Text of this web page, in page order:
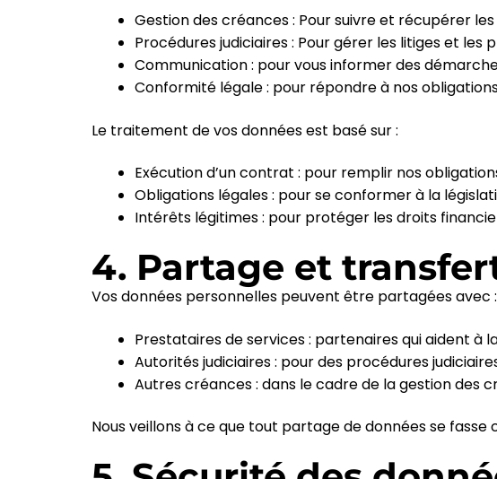
Gestion des créances : Pour suivre et récupérer
Procédures judiciaires : Pour gérer les litiges et les
Communication : pour vous informer des
Conformité légale : pour répondre à nos
Le traitement de vos données est basé sur :
Exécution d’un contrat : pour remplir nos
Obligations légales : pour se conformer à la
Intérêts légitimes : pour protéger les droits
4. Partage et
Vos données personnelles peuvent être partagées avec :
Prestataires de services : partenaires qui aident à
Autorités judiciaires : pour des procédures
Autres créances : dans le cadre de la gestion des
Nous veillons à ce que tout partage de données se